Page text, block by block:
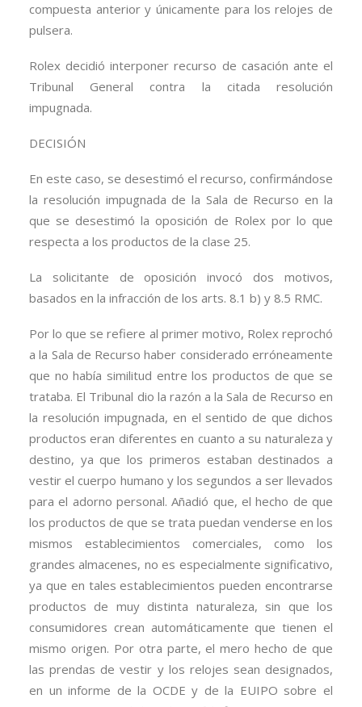
compuesta anterior y únicamente para los relojes de
pulsera.
Rolex decidió interponer recurso de casación ante el
Tribunal General contra la citada resolución
impugnada.
DECISIÓN
En este caso, se desestimó el recurso, confirmándose
la resolución impugnada de la Sala de Recurso en la
que se desestimó la oposición de Rolex por lo que
respecta a los productos de la clase 25.
La solicitante de oposición invocó dos motivos,
basados en la infracción de los arts. 8.1 b) y 8.5 RMC.
Por lo que se refiere al primer motivo, Rolex reprochó
a la Sala de Recurso haber considerado erróneamente
que no había similitud entre los productos de que se
trataba. El Tribunal dio la razón a la Sala de Recurso en
la resolución impugnada, en el sentido de que dichos
productos eran diferentes en cuanto a su naturaleza y
destino, ya que los primeros estaban destinados a
vestir el cuerpo humano y los segundos a ser llevados
para el adorno personal. Añadió que, el hecho de que
los productos de que se trata puedan venderse en los
mismos establecimientos comerciales, como los
grandes almacenes, no es especialmente significativo,
ya que en tales establecimientos pueden encontrarse
productos de muy distinta naturaleza, sin que los
consumidores crean automáticamente que tienen el
mismo origen. Por otra parte, el mero hecho de que
las prendas de vestir y los relojes sean designados,
en un informe de la OCDE y de la EUIPO sobre el